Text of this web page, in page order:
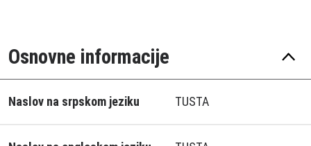
Osnovne informacije
Naslov na srpskom jeziku TUSTA